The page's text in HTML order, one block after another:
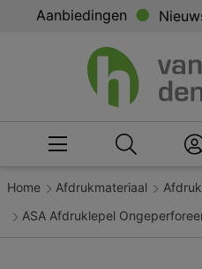
Aanbiedingen
Home Afdrukmateriaal
ASA Afdruklepel